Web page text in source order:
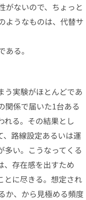
がないので、ちょっと
ようなものは、代替サ
る。
う実験がほとんどであ
関係で届いた1台ある
れる。その結果とし
、路線設定あるいは運
多い。こうなってくる
、存在感を出すため
とに尽きる。想定され
か、から見極める頻度